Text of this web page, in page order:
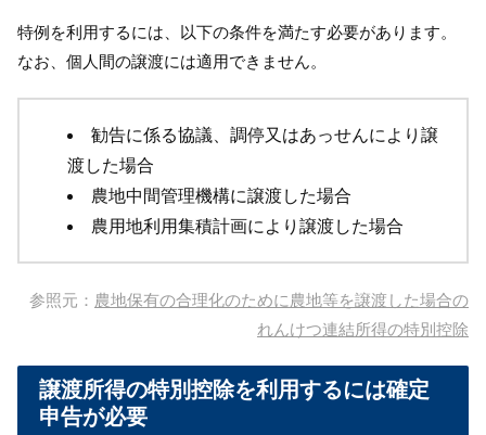
特例を利用するには、以下の条件を満たす必要があります。
なお、個人間の譲渡には適用できません。
勧告に係る協議、調停又はあっせんにより譲
渡した場合
農地中間管理機構に譲渡した場合
農用地利用集積計画により譲渡した場合
参照元： 農地保有の合理化のために農地等を譲渡した場合の
れんけつ連結所得の特別控除
譲渡所得の特別控除を利用するには確定
申告が必要